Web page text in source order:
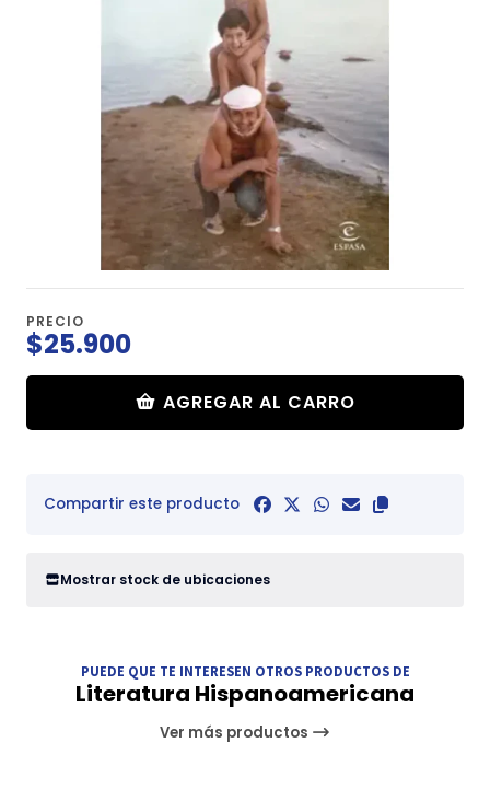
PRECIO
$25.900
AGREGAR AL CARRO
Compartir este producto
Mostrar stock de ubicaciones
PUEDE QUE TE INTERESEN OTROS PRODUCTOS DE
Literatura Hispanoamericana
Ver más productos